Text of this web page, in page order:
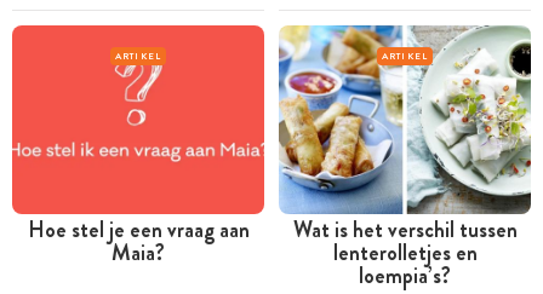
ARTIKEL
Hoe stel je een vraag aan
Maia?
ARTIKEL
Wat is het verschil tussen
lenterolletjes en
loempia’s?